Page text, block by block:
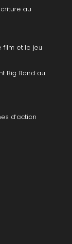
au
film et le jeu
Big Band au
d’action